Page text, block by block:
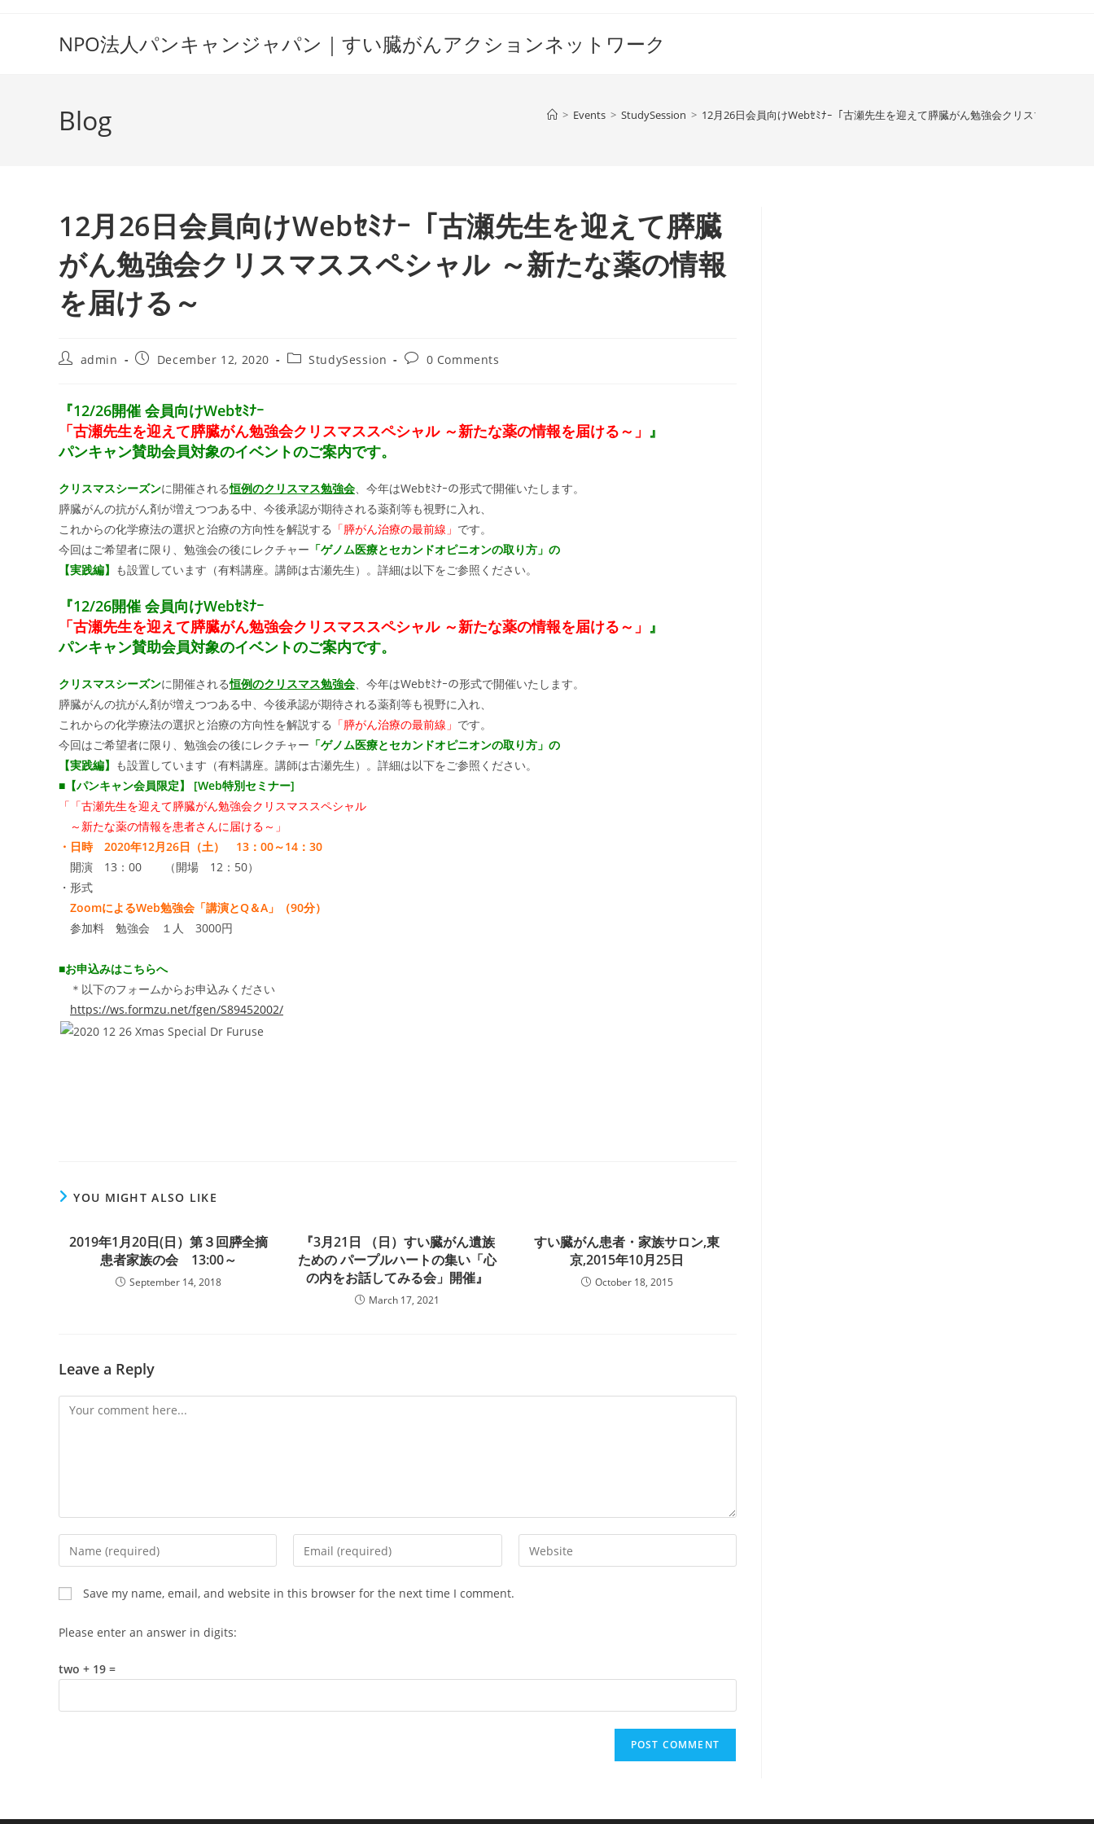
NPO法人パンキャンジャパン｜すい臓がんアクションネットワーク
Blog > Events > StudySession > 12月26日会員向けWebｾﾐﾅｰ「古瀬先生を迎えて膵臓がん勉強会クリスマススペシ
12月26日会員向けWebｾﾐﾅｰ「古瀬先生を迎えて膵臓
がん勉強会クリスマススペシャル ～新たな薬の情報
を届ける～
Postadmin
PostDecember 12, 2020
PostStudySession
Post0 Comments
『12/26開催 会員向けWebｾﾐﾅｰ
「古瀬先生を迎えて膵臓がん勉強会クリスマススペシャル ～新たな薬の情報を届ける～」 』
パンキャン賛助会員対象のイベントのご案内です。
クリスマスシーズンに開催される恒例のクリスマス勉強会、今年はWebｾﾐﾅｰの形式で開催いたします。
膵臓がんの抗がん剤が増えつつある中、今後承認が期待される薬剤等も視野に入れ、
これからの化学療法の選択と治療の方向性を解説する 「膵がん治療の最前線」 です。
今回はご希望者に限り、勉強会の後にレクチャー 「ゲノム医療とセカンドオピニオンの取り方」の
【実践編】 も設置しています（有料講座。講師は古瀬先生）。詳細は以下をご参照ください。
『12/26開催 会員向けWebｾﾐﾅｰ
「古瀬先生を迎えて膵臓がん勉強会クリスマススペシャル ～新たな薬の情報を届ける～」 』
パンキャン賛助会員対象のイベントのご案内です。
クリスマスシーズンに開催される恒例のクリスマス勉強会、今年はWebｾﾐﾅｰの形式で開催いたします。
膵臓がんの抗がん剤が増えつつある中、今後承認が期待される薬剤等も視野に入れ、
これからの化学療法の選択と治療の方向性を解説する 「膵がん治療の最前線」 です。
今回はご希望者に限り、勉強会の後にレクチャー 「ゲノム医療とセカンドオピニオンの取り方」の
【実践編】 も設置しています（有料講座。講師は古瀬先生）。詳細は以下をご参照ください。
■【パンキャン会員限定】 [Web特別セミナー]
「「古瀬先生を迎えて膵臓がん勉強会クリスマススペシャル
～新たな薬の情報を患者さんに届ける～」
・日時 2020年12月26日（土） 13：00～14：30
開演 13：00 （開場 12：50）
・形式
ZoomによるWeb勉強会「講演とQ＆A」（90分）
参加料 勉強会 １人 3000円
■お申込みはこちらへ
＊以下のフォームからお申込みください
https://ws.formzu.net/fgen/S89452002/
YOU MIGHT ALSO LIKE
2019年1月20日(日）第３回膵全摘
患者家族の会 13:00～
September 14, 2018
『3月21日 （日）すい臓がん遺族
ための パープルハートの集い「心
の内をお話してみる会」開催』
March 17, 2021
すい臓がん患者・家族サロン,東
京,2015年10月25日
October 18, 2015
Leave a Reply
Comment
Enter
your
name
or
username
comment
Enter
your
Enter
your
Save my name, email, and website in this browser for the next time I comment.
Please enter an answer in digits:
two + 19 =